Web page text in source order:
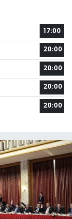
17:00
20:00
20:00
20:00
20:00